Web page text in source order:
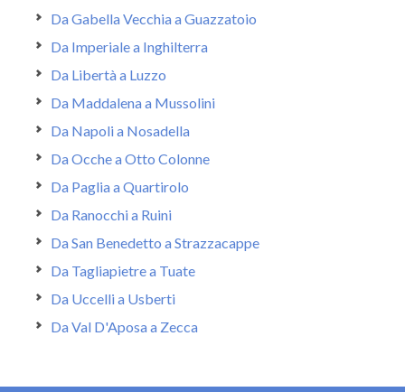
Da Gabella Vecchia a Guazzatoio
Da Imperiale a Inghilterra
Da Libertà a Luzzo
Da Maddalena a Mussolini
Da Napoli a Nosadella
Da Ocche a Otto Colonne
Da Paglia a Quartirolo
Da Ranocchi a Ruini
Da San Benedetto a Strazzacappe
Da Tagliapietre a Tuate
Da Uccelli a Usberti
Da Val D'Aposa a Zecca